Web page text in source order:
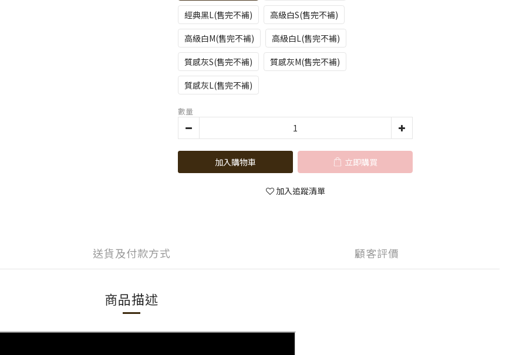
經典黑L(售完不補)
高級白S(售完不補)
高級白M(售完不補)
高級白L(售完不補)
質感灰S(售完不補)
質感灰M(售完不補)
質感灰L(售完不補)
數量
加入購物車 立即購買
加入追蹤清單
送貨及付款方式 顧客評價
商品描述